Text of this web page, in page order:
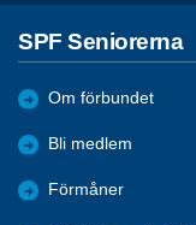
SPF Seniorerna
Om förbundet
Bli medlem
Förmåner